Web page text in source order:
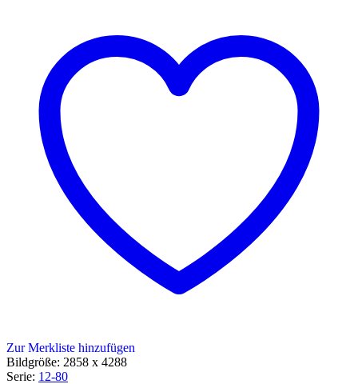
Zur Merkliste hinzufügen
Bildgröße: 2858 x 4288
Serie: 12-80